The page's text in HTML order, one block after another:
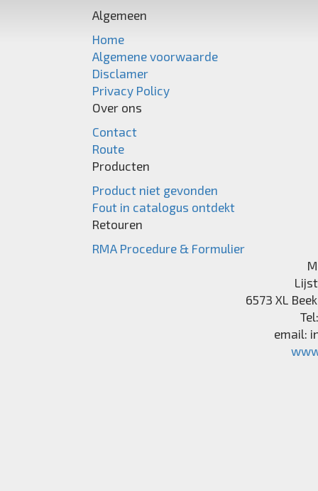
Algemeen
Home
Algemene voorwaarde
Disclamer
Privacy Policy
Over ons
Contact
Route
Producten
Product niet gevonden
Fout in catalogus ontdekt
Retouren
RMA Procedure & Formulier
6573 XL
email: